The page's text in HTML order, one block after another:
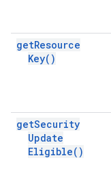
getResource
Key( )
getSecurity
Update
Eligible( )